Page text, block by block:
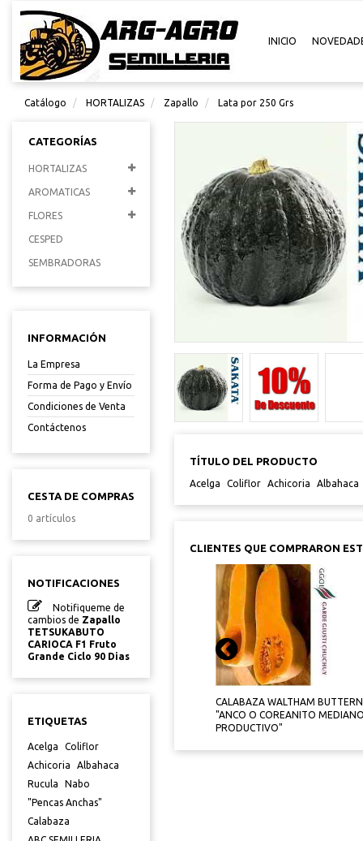
INICIO
Catálogo HORTALIZAS Zapallo Lata por 250 Grs
CATEGORÍAS
HORTALIZAS
AROMATICAS
FLORES
CESPED
SEMBRADORAS
INFORMACIÓN
La Empresa
Forma de Pago y Envío
Condiciones de Venta
Contáctenos
CESTA DE COMPRAS
0 artículos
NOTIFICACIONES
Notifiqueme de
cambios de Zapallo
TETSUKABUTO
CARIOCA F1 Fruto
Grande Ciclo 90 Dias
ETIQUETAS
Acelga
Coliflor
Achicoria
Albahaca
Rucula
Nabo
"Pencas Anchas"
Calabaza
TÍTULO DEL PRODUCTO
Acelga Coliflor Achicoria Albahaca
CLIENTES QUE COMPRARON
PHYTOPHTORA
CALABAZA WALTHAM
"ANCO O COREANITO
PRODUCTIVO"